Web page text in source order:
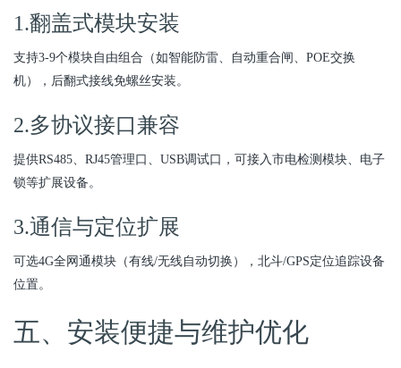
1.翻盖式模块安装
支持3-9个模块自由组合（如智能防雷、自动重合闸、POE交换
机），后翻式接线免螺丝安装。
2.多协议接口兼容
提供RS485、RJ45管理口、USB调试口，可接入市电检测模块、电子
锁等扩展设备。
3.通信与定位扩展
可选4G全网通模块（有线/无线自动切换），北斗/GPS定位追踪设备
位置。
五、安装便捷与维护优化